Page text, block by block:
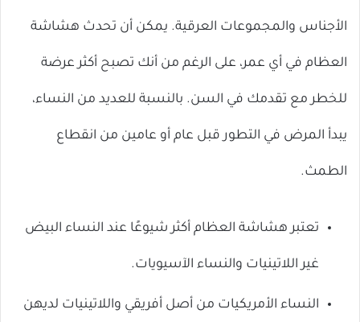
الأجناس والمجموعات العرقية. يمكن أن تحدث هشاشة
العظام في أي عمر، على الرغم من أنك تصبح أكثر عرضة
للخطر مع تقدمك في السن. بالنسبة للعديد من النساء،
يبدأ المرض في التطور قبل عام أو عامين من انقطاع
الطمث.
تعتبر هشاشة العظام أكثر شيوعًا عند النساء البيض
غير اللاتينيات والنساء الآسيويات.
النساء الأمريكيات من أصل أفريقي واللاتينيات لديهن